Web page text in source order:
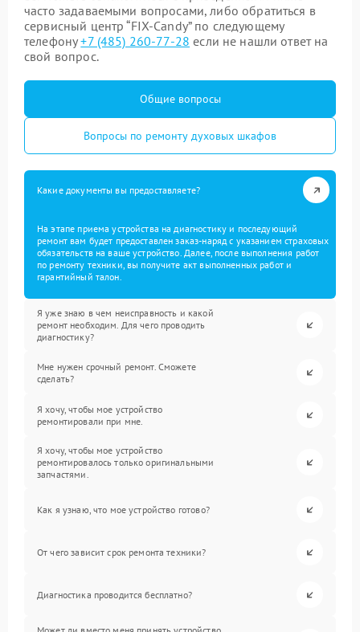
часто задаваемыми вопросами, либо обратиться в
сервисный центр “FIX-Candy” по следующему
телефону+7 (485) 260-77-28 если не нашли ответ на
свой вопрос.
Общие вопросы
Вопросы по ремонту духовых шкафов
Какие документы вы предоставляете?
На этапе приема устройства на диагностику и последующий
ремонт вам будет предоставлен заказ-наряд с указанием страховых
обязательств на ваше устройство. Далее, после выполнения работ
по ремонту техники, вы получите акт выполненных работ и
гарантийный талон.
Я уже знаю в чем неисправность и какой
ремонт необходим. Для чего проводить
диагностику?
Мне нужен срочный ремонт. Сможете
сделать?
Я хочу, чтобы мое устройство
ремонтировали при мне.
Я хочу, чтобы мое устройство
ремонтировалось только оригинальными
запчастями.
Как я узнаю, что мое устройство готово?
От чего зависит срок ремонта техники?
Диагностика проводится бесплатно?